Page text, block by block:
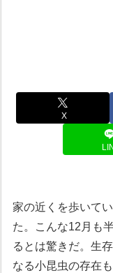
X
家の近くを歩いて
た。こんな12月も
るとは驚きだ。生
なる小昆虫の存在